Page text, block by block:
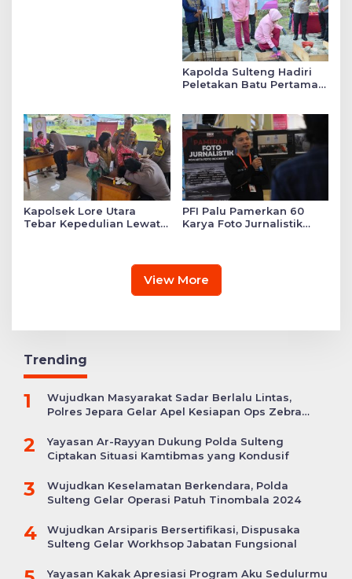
Kapolda Sulteng Hadiri
Peletakan Batu Pertama
Kapolsek Lore Utara
Tebar Kepedulian Lewat
PFI Palu Pamerkan 60
Karya Foto Jurnalistik
View More
Trending
1
Wujudkan Masyarakat Sadar Berlalu Lintas,
Polres Jepara Gelar Apel Kesiapan Ops Zebra
2
Yayasan Ar-Rayyan Dukung Polda Sulteng
Ciptakan Situasi Kamtibmas yang Kondusif
3
Wujudkan Keselamatan Berkendara, Polda
Sulteng Gelar Operasi Patuh Tinombala 2024
4
Wujudkan Arsiparis Bersertifikasi, Dispusaka
Sulteng Gelar Workhsop Jabatan Fungsional
Yayasan Kakak Apresiasi Program Aku Sedulurmu